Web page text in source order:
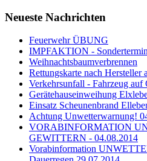
Neueste Nachrichten
Feuerwehr ÜBUNG
IMPFAKTION -
Weihnachtsbaumverbrennen
Rettungskarte nach Hersteller
Verkehrsunfall - Fahrzeug auf
Gerätehauseinweihung
Einsatz Scheunenbrand
Achtung Unwetterwarnung!
VORABINFORMATION
GEWITTERN - 04.08.2014
Vorabinformation